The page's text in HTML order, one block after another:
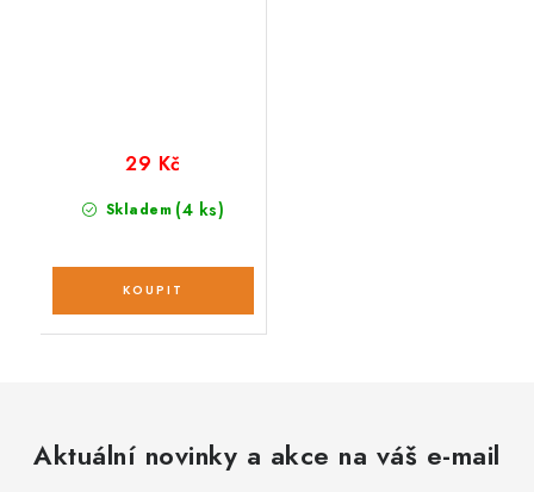
Skladem (4 ks)
29 Kč
Aktuální novinky a akce na váš e-mail